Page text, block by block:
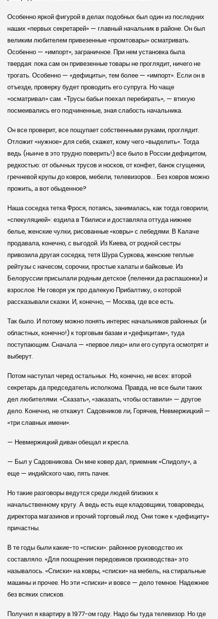
Особенно яркой фигурой в делах подобных был один из последних
наших «первых секретарей» — главный начальник в районе. Он был
великим любителем привезенные «промтовары» осматривать.
Особенно — «импорт», заграничное. При нем установка была
твердая: пока сам он привезенные товары не проглядит, ничего не
трогать. Особенно — «дефициты», тем более — «импорт». Если он в
отъезде, проверку будет проводить его супруга. Но чаще
«осматривал» сам. «Трусы бабьи поехал перебирать», — втихую
посмеивались его подчиненные, зная слабость начальника.
Он все проверит, все пощупает собственными руками, проглядит.
Отложит «нужное» для себя, скажет, кому чего «выделить». Тогда
ведь (нынче в это трудно поверить!) все было в России дефицитом,
редкостью: от обычных трусов и носков, от конфет, банок сгущенки,
гречневой крупы до ковров, мебели, телевизоров… Без ковров можно
прожить, а вот обыденное?
Наша соседка тетка Фрося, потаясь, занималась, как тогда говорили,
«спекуляцией»: ездила в Тбилиси и доставляла оттуда нижнее
белье, женские чулки, рисованные «ковры» с лебедями. В Калаче
продавала, конечно, с выгодой. Из Киева, от родной сестры
привозила другая соседка, тетя Шура Суркова, женские теплые
рейтузы с начесом, сорочки, простые халаты и байковые. Из
Белоруссии присылали родным детское (пеленки да распашонки) и
взрослое. Не говоря уж про далекую Прибалтику, о которой
рассказывали сказки. И, конечно, — Москва, где все есть.
Так было. И потому можно понять интерес начальников районных (и
областных, конечно!) к торговым базам и «дефицитам», туда
поступающим. Сначала — «первое лицо» или его супруга осмотрят и
выберут.
Потом наступал черед остальных. Но, конечно, не всех: второй
секретарь да председатель исполкома. Правда, не все были таких
дел любителями. «Сказать», «заказать, чтобы оставили» — другое
дело. Конечно, не откажут. Садовников ли, Горячев, Невмержицкий —
«три славных имени».
— Невмержицкий диван обещал и кресла.
— Был у Садовникова. Он мне ковер дал, приемник «Спидолу», а
еще — индийского чаю, пять пачек.
Но такие разговоры ведутся среди людей близких к
начальственному кругу. А ведь есть еще кладовщики, товароведы,
директора магазинов и прочий торговый люд. Они тоже к «дефициту»
причастны.
В те годы были какие-то «списки»: районное руководство их
составляло. «Для поощрения передовиков производства» это
называлось. «Списки» на ковры, «списки» на мебель, на стиральные
машины и прочее. Но эти «списки» и вовсе — дело темное. Надежнее
без всяких списков.
Получил я квартиру в 1977-ом году. Надо бы туда телевизор. Но где